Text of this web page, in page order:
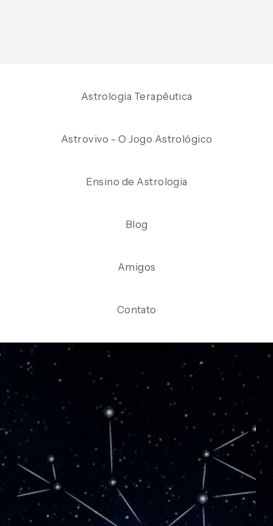
Astrologia Terapêutica
Astrovivo - O Jogo Astrológico
Ensino de Astrologia
Blog
Amigos
Contato